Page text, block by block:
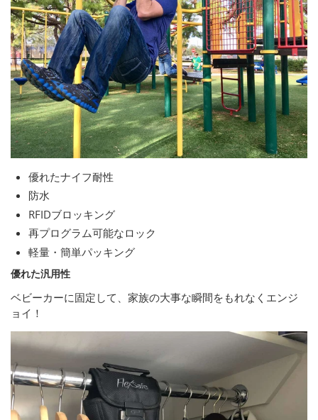
優れたナイフ耐性
防水
RFIDブロッキング
再プログラム可能なロック
軽量・簡単パッキング
優れた汎用性
ベビーカーに固定して、家族の大事な瞬間をもれなくエンジ
ョイ！